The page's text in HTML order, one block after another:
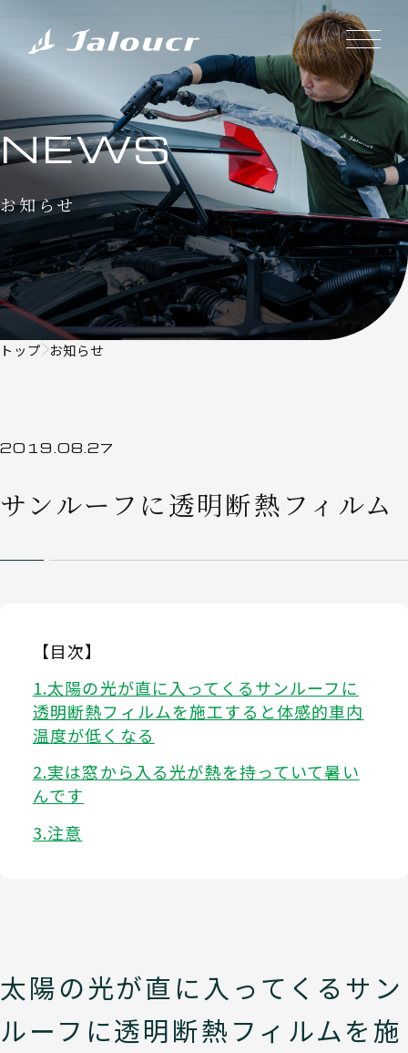
NEWS
お知らせ
トップ お知らせ
2019.08.27
サンルーフに透明断熱フィルム
【目次】
太陽の光が直に入ってくるサンルーフに
透明断熱フィルムを施工すると体感的車内
温度が低くなる
実は窓から入る光が熱を持っていて暑い
んです
注意
太陽の光が直に入ってくるサン
ルーフに透明断熱フィルムを施